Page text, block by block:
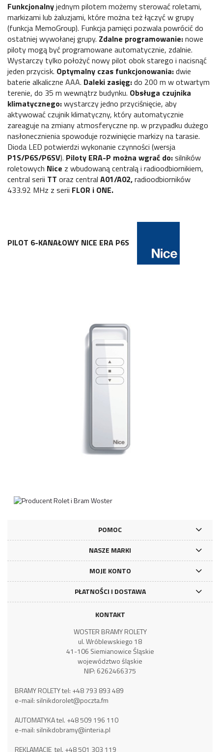
Funkcjonalnyjednym pilotem możemy sterować roletami,
markizami lub żaluzjami, które można też łączyć w grupy
(funkcja MemoGroup). Funkcja pamięci pozwala powrócić do
ostatniej wywołanej grupy. Zdalne programowanie:nowe
piloty mogą być programowane automatycznie, zdalnie.
Wystarczy tylko położyć nowy pilot obok starego i nacisnąć
jeden przycisk. Optymalny czas funkcjonowania:dwie
baterie alkaliczne AAA. Daleki zasięg:do 200 m w otwartym
terenie, do 35 m wewnątrz budynku. Obsługa czujnika
klimatycznego:wystarczy jedno przyciśnięcie, aby
aktywować czujnik klimatyczny, który automatycznie
zareaguje na zmiany atmosferyczne np. w przypadku dużego
nasłonecznienia spowoduje rozwinięcie markizy na tarasie.
Dioda LED potwierdzi wykonanie czynności (wersja
P1S/P6S/P6SV). Piloty ERA-P można wgrać do:silników
roletowych Nice z wbudowaną centralą i radioodbiornikiem,
central serii TT oraz central A01/A02,radioodbiorników
433.92 MHz z serii FLOR i ONE.
PILOT 6-KANAŁOWY NICE ERA P6S
POMOC
NASZE MARKI
MOJE KONTO
PŁATNOŚCI I DOSTAWA
KONTAKT
WOSTER BRAMY ROLETY
ul. Wróblewskiego 18
41-106 Siemianowice Śląskie
województwo śląskie
NIP: 6262466375
BRAMY ROLETY tel: +48 793 893 489
e-mail: silnikdorolet@poczta.fm
AUTOMATYKA tel. +48 509 196 110
e-mail: silnikdobramy@interia.pl
REKLAMACJE tel. +48 501 303 119